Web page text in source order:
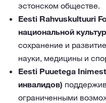
эстонском обществе.
Eesti Rahvuskultuuri
национальной
сохранение и
науки, медицины и
Eesti Puuetega
инвалидов)
ограниченными